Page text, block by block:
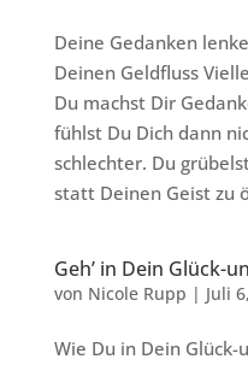
Deine Gedanken
Deinen Geldfluss
Du machst Dir
fühlst Du Dich dann
schlechter. Du
statt Deinen Geist zu
Geh’ in Dein Glück-
von Nicole Rupp | Juli
Wie Du in Dein